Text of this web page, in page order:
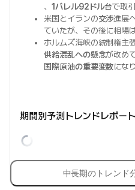
、 1バレル92ドル台で取
米国とイランの交渉進展
ていたが、その後に相場
ホルムズ海峡の統制権主
供給混乱への懸念が改め
国際原油の重要変数にな
期間別予測トレンドレポート
中長期のトレンド